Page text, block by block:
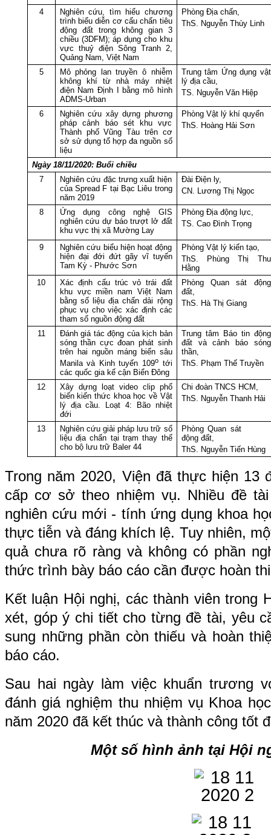
4
Nghiên cứu, tìm hiểu chương
trình biểu diễn cơ cấu chấn tiêu
động đất trong không gian 3
chiều (3DFM); áp dụng cho khu
vực thuỷ điện Sông Tranh 2,
Quảng Nam, Việt Nam
Phòng Địa chấn,
ThS. Nguyễn Thùy Linh
5
Mô phỏng lan truyền ô nhiễm
không khí từ nhà máy nhiệt
điện Nam Định I bằng mô hình
ADMS-Urban
Trung tâm Ứng dụng vật
lý địa cầu,
TS. Nguyễn Văn Hiệp
6
Nghiên cứu xây dựng phương
pháp cảnh báo sét khu vực
Thành phố Vũng Tàu trên cơ
sở sử dụng tổ hợp đa nguồn số
liệu
Phòng Vật lý khí quyển
ThS. Hoàng Hải Sơn
Ngày 18/11/2020: Buổi chiều
7
Nghiên cứu đặc trưng xuất hiện
của Spread F tại Bạc Liêu trong
năm 2019
Đài Điện ly,
CN. Lương Thị Ngọc
8
Ứng dụng công nghệ GIS
nghiên cứu dự báo trượt lở đất
khu vực thị xã Mường Lay
Phòng Địa động lực,
TS. Cao Đình Trọng
9
Nghiên cứu biểu hiện hoạt động
hiện đại đới đứt gãy vĩ tuyến
Tam Kỳ - Phước Sơn
Phòng Vật lý kiến tạo,
ThS. Phùng Thị Thu
Hằng
10
Xác định cấu trúc vỏ trái đất
khu vực miền nam Việt Nam
bằng số liệu địa chấn dải rộng
phục vụ cho việc xác định các
tham số nguồn động đất
Phòng Quan sát động
đất,
ThS. Hà Thị Giang
11
Đánh giá tác động của kịch bản
sóng thần cực đoan phát sinh
trên hai nguồn máng biển sâu
Manila và Kinh tuyến 109otới
các quốc gia kế cận Biển Đông
Trung tâm Báo tin động
đất và cảnh báo sóng
thần,
ThS. Phạm Thế Truyền
12
Xây dựng loạt video clip phổ
biến kiến thức khoa học về Vật
lý địa cầu. Loạt 4: Bão nhiệt
đới
Chi đoàn TNCS HCM,
ThS. Nguyễn Thanh Hải
13
Nghiên cứu giải pháp lưu trữ số
liệu địa chấn tại trạm thay thế
cho bộ lưu trữ Baler 44
Phòng Quan sát
động đất,
ThS. Nguyễn Tiến Hùng
Trong năm 2020, Viện đã thực hiện 13
cấp cơ sở theo nhiệm vụ. Nhiều đề
nghiên cứu mới - tính ứng dụng khoa
thực tiễn và đáng khích lệ. Tuy nhiên,
quả chưa rõ ràng và không có phần
thức trình bày báo cáo cần được hoàn
Kết luận Hội nghị, các thành viên trong
xét, góp ý chi tiết cho từng đề tài, yêu
sung những phần còn thiếu và hoàn
báo cáo.
Sau hai ngày làm việc khuẩn trương
đánh giá nghiệm thu nhiệm vụ Khoa
năm 2020 đã kết thúc và thành công tốt
Một số hình ảnh tại Hội